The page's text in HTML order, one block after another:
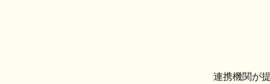
連携機関が